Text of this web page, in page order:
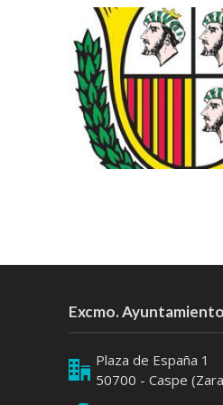
Excmo.
Plaza de España 1
50700 - Caspe